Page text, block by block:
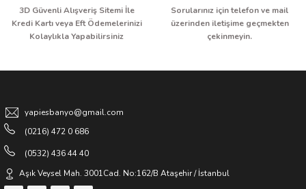
3D Güvenli Alışveriş Sitemi İle
Kredi Kartı veya Eft Ödemelerinizi
Kolaylıkla Yapabilirsiniz
Sorularınız için telefon ve mail
üzerinden iletişime geçmekten
çekinmeyin.
yapiesbanyo@gmail.com
(0216) 472 0 686
(0532) 436 44 40
Aşık Veysel Mah. 3001Cad. No:162/B Ataşehir / İstanbul